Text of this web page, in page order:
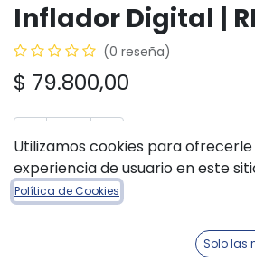
Inflador Digital |
(0 reseña)
$ 79.800,00
AÑADIR A LA CESTA
Añadir a lista de deseos
Fecha aproximada de ingreso: 14/
Utilizamos cookies para
experiencia de usuario en este
Política de Cookies
Solo las